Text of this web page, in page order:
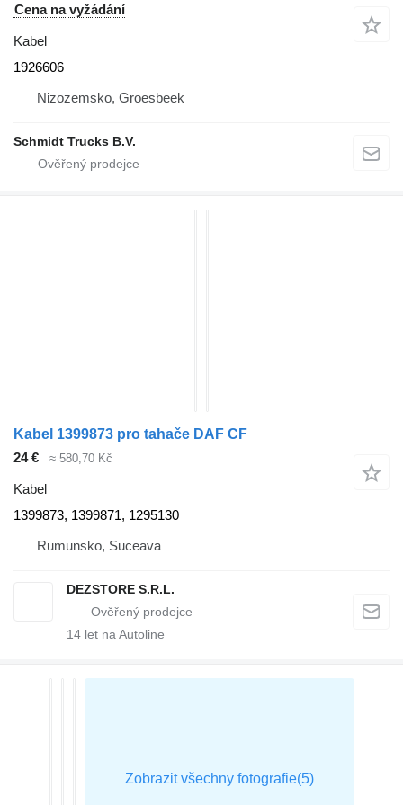
Cena na vyžádání
Kabel
1926606
Nizozemsko, Groesbeek
Schmidt Trucks B.V.
Kabel 1399873 pro tahače DAF CF
24 €
≈ 580,70 Kč
Kabel
1399873, 1399871, 1295130
Rumunsko, Suceava
DEZSTORE S.R.L.
14 let na Autoline